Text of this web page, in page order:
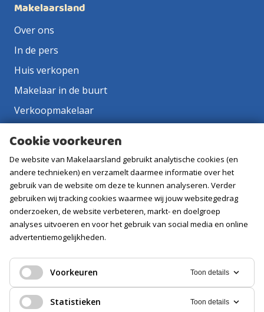
Makelaarsland
Over ons
In de pers
Huis verkopen
Makelaar in de buurt
Verkoopmakelaar
Vacatures
Volg ons
Cookie voorkeuren
De website van Makelaarsland gebruikt analytische cookies (en
andere technieken) en verzamelt daarmee informatie over het
gebruik van de website om deze te kunnen analyseren. Verder
gebruiken wij tracking cookies waarmee wij jouw websitegedrag
onderzoeken, de website verbeteren, markt- en doelgroep
analyses uitvoeren en voor het gebruik van social media en online
advertentiemogelijkheden.
Voorkeuren Toon details
Statistieken Toon details